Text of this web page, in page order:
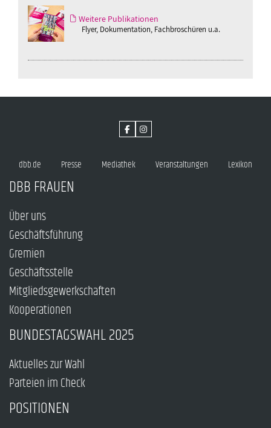
Weitere Publikationen
Flyer, Dokumentation, Fachbroschüren u.a.
dbb.de Presse Mediathek Veranstaltungen Lexikon
DBB FRAUEN
Über uns
Geschäftsführung
Gremien
Geschäftsstelle
Mitgliedsgewerkschaften
Kooperationen
BUNDESTAGSWAHL 2025
Aktuelles zur Wahl
Parteien im Check
POSITIONEN